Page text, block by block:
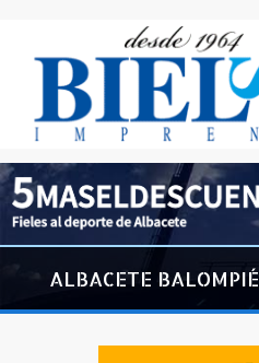
ALBACETE BALOMPIÉ